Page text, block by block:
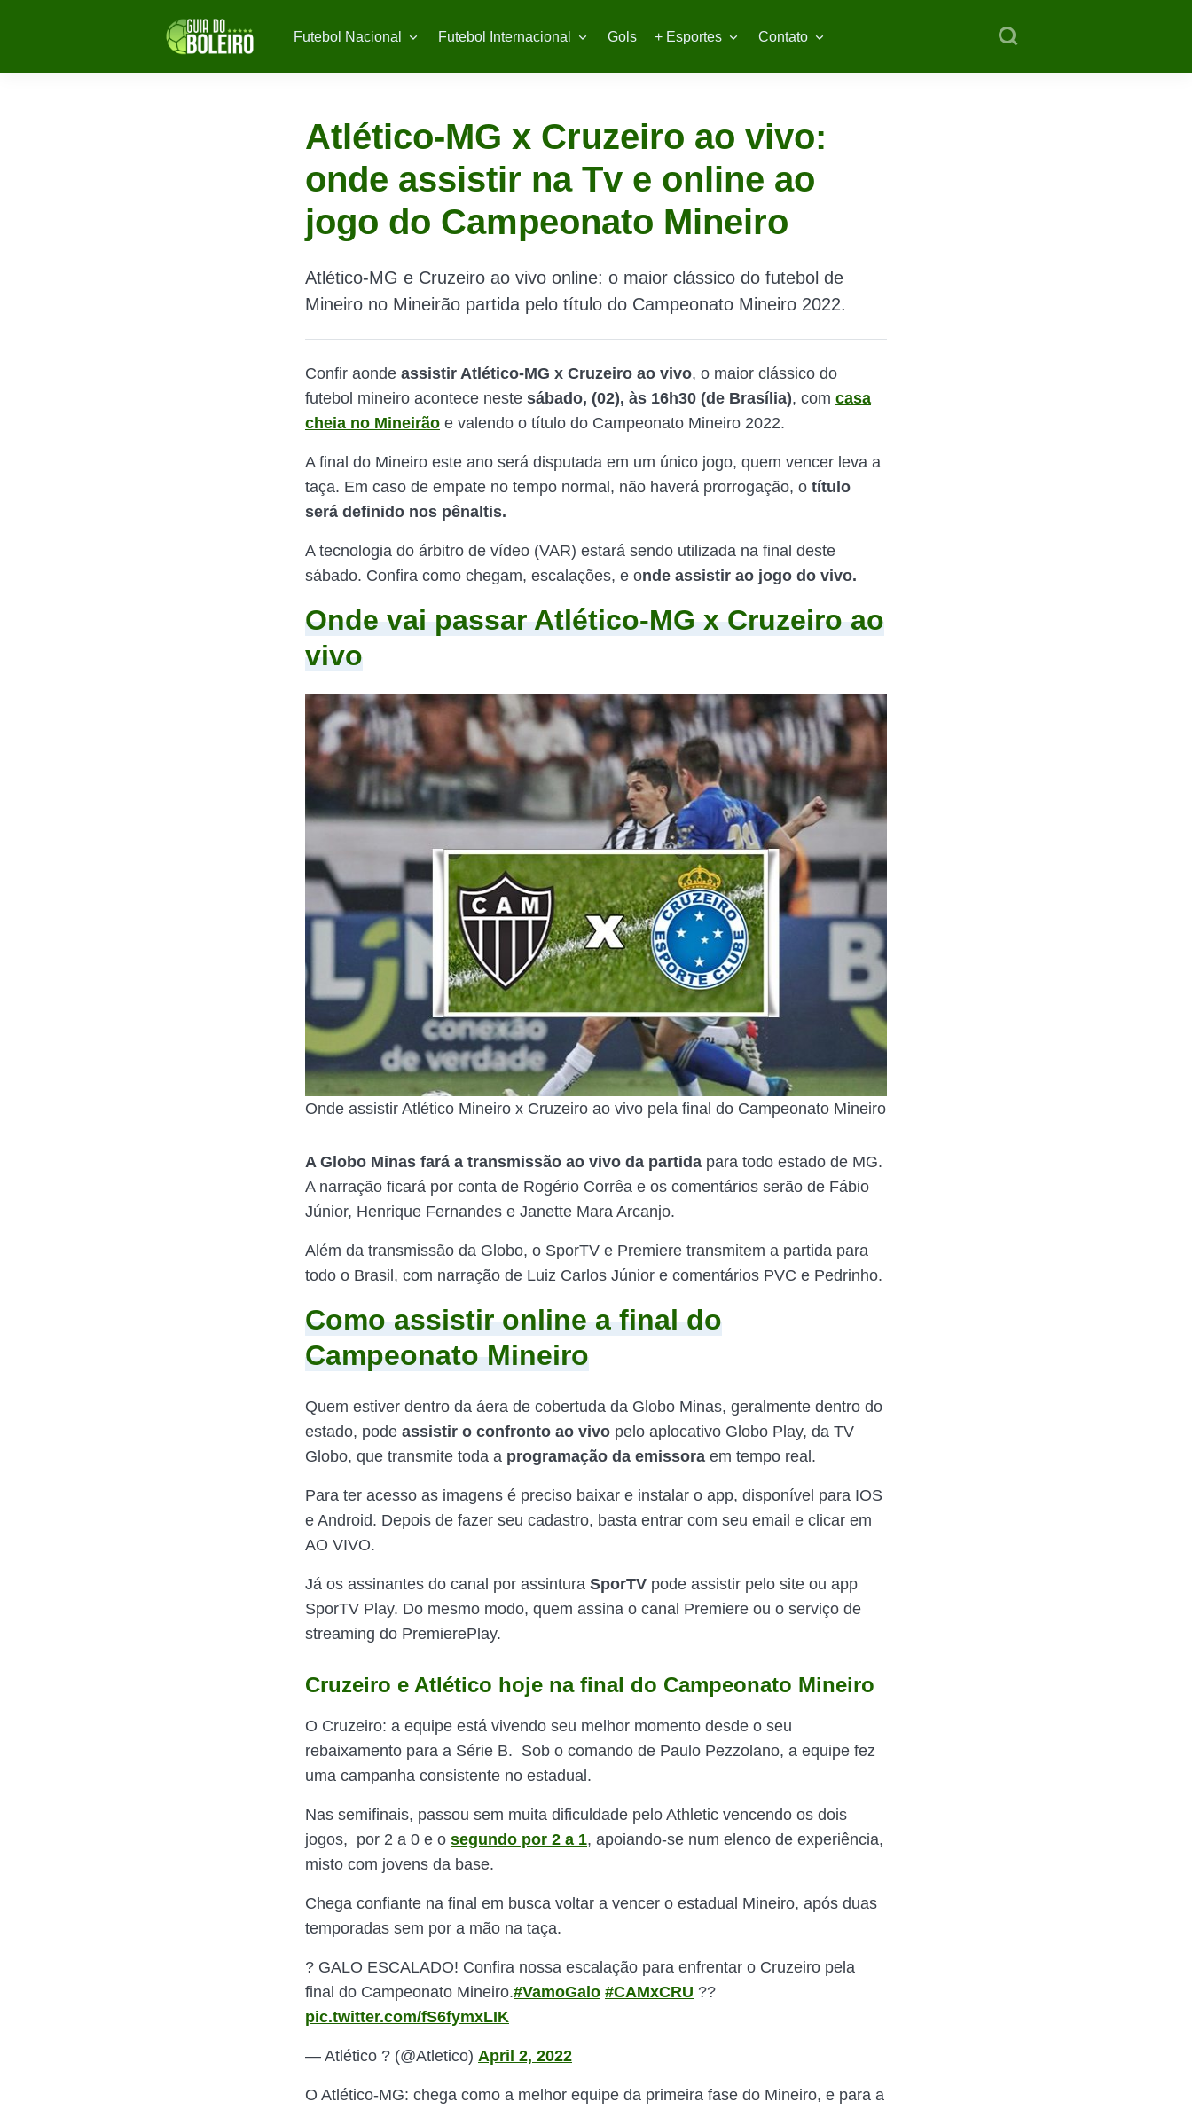
Futebol Nacional Futebol Internacional Gols + Esportes Contato
Atlético-MG x Cruzeiro ao vivo:
onde assistir na Tv e online ao
jogo do Campeonato Mineiro
Atlético-MG e Cruzeiro ao vivo online: o maior clássico do futebol de
Mineiro no Mineirão partida pelo título do Campeonato Mineiro 2022.
Confir aonde assistir Atlético-MG x Cruzeiro ao vivo, o maior clássico do
futebol mineiro acontece neste sábado, (02), às 16h30 (de Brasília), com casa
cheia no Mineirão e valendo o título do Campeonato Mineiro 2022.
A final do Mineiro este ano será disputada em um único jogo, quem vencer leva a
taça. Em caso de empate no tempo normal, não haverá prorrogação, o título
será definido nos pênaltis.
A tecnologia do árbitro de vídeo (VAR) estará sendo utilizada na final deste
sábado. Confira como chegam, escalações, e onde assistir ao jogo do vivo.
Onde vai passar Atlético-MG x Cruzeiro ao
vivo
Onde assistir Atlético Mineiro x Cruzeiro ao vivo pela final do Campeonato Mineiro
A Globo Minas fará a transmissão ao vivo da partida para todo estado de MG.
A narração ficará por conta de Rogério Corrêa e os comentários serão de Fábio
Júnior, Henrique Fernandes e Janette Mara Arcanjo.
Além da transmissão da Globo, o SporTV e Premiere transmitem a partida para
todo o Brasil, com narração de Luiz Carlos Júnior e comentários PVC e Pedrinho.
Como assistir online a final do
Campeonato Mineiro
Quem estiver dentro da áera de cobertuda da Globo Minas, geralmente dentro do
estado, pode assistir o confronto ao vivo pelo aplocativo Globo Play, da TV
Globo, que transmite toda a programação da emissora em tempo real.
Para ter acesso as imagens é preciso baixar e instalar o app, disponível para IOS
e Android. Depois de fazer seu cadastro, basta entrar com seu email e clicar em
AO VIVO.
Já os assinantes do canal por assintura SporTV pode assistir pelo site ou app
SporTV Play. Do mesmo modo, quem assina o canal Premiere ou o serviço de
streaming do PremierePlay.
Cruzeiro e Atlético hoje na final do Campeonato Mineiro
O Cruzeiro: a equipe está vivendo seu melhor momento desde o seu
rebaixamento para a Série B. Sob o comando de Paulo Pezzolano, a equipe fez
uma campanha consistente no estadual.
Nas semifinais, passou sem muita dificuldade pelo Athletic vencendo os dois
jogos, por 2 a 0 e o segundo por 2 a 1, apoiando-se num elenco de experiência,
misto com jovens da base.
Chega confiante na final em busca voltar a vencer o estadual Mineiro, após duas
temporadas sem por a mão na taça.
? GALO ESCALADO! Confira nossa escalação para enfrentar o Cruzeiro pela
final do Campeonato Mineiro.#VamoGalo #CAMxCRU ??️
pic.twitter.com/fS6fymxLIK
— Atlético ? (@Atletico) April 2, 2022
O Atlético-MG: chega como a melhor equipe da primeira fase do Mineiro, e para a